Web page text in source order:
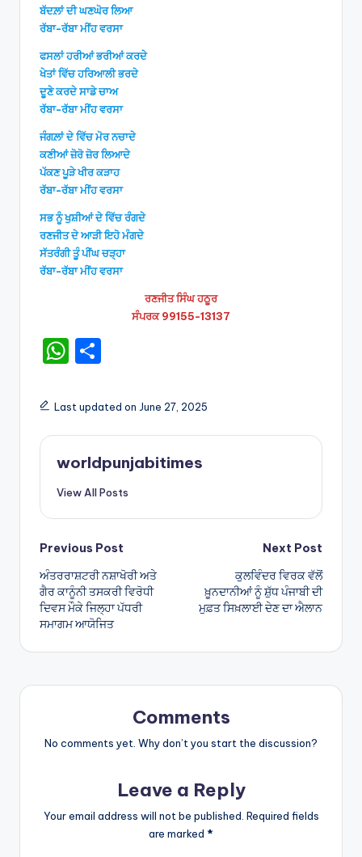
ਬੱਦਲ਼ਾਂ ਦੀ ਘਣਘੋਰ ਲਿਆ
ਰੱਬਾ-ਰੱਬਾ ਮੀਂਹ ਵਰਸਾ
ਫਸਲਾਂ ਹਰੀਆਂ ਭਰੀਆਂ ਕਰਦੇ
ਖੇਤਾਂ ਵਿੱਚ ਹਰਿਆਲੀ ਭਰਦੇ
ਦੂਣੇ ਕਰਦੇ ਸਾਡੇ ਚਾਅ
ਰੱਬਾ-ਰੱਬਾ ਮੀਂਹ ਵਰਸਾ
ਜੰਗਲ਼ਾਂ ਦੇ ਵਿੱਚ ਮੋਰ ਨਚਾਦੇ
ਕਣੀਆਂ ਜ਼ੋਰੋ ਜ਼ੋਰ ਲਿਆਦੇ
ਪੱਕਣ ਪੂੜੇ ਖੀਰ ਕੜਾਹ
ਰੱਬਾ-ਰੱਬਾ ਮੀਂਹ ਵਰਸਾ
ਸਭ ਨੂੰ ਖੁਸ਼ੀਆਂ ਦੇ ਵਿੱਚ ਰੰਗਦੇ
ਰਣਜੀਤ ਦੇ ਆੜੀ ਇਹੋ ਮੰਗਦੇ
ਸੱਤਰੰਗੀ ਤੂੰ ਪੀਂਘ ਚੜ੍ਹਾ
ਰੱਬਾ-ਰੱਬਾ ਮੀਂਹ ਵਰਸਾ
ਰਣਜੀਤ ਸਿੰਘ ਹਠੂਰ
ਸੰਪਰਕ 99155-13137
W
a
ts
A
p
ar
e
Last updated on June 27, 2025
worldpunjabitimes
View All Posts
Post
navigation
Previous Post
ਅੰਤਰਰਾਸ਼ਟਰੀ ਨਸ਼ਾਖੋਰੀ ਅਤੇ
ਗੈਰ ਕਾਨੂੰਨੀ ਤਸਕਰੀ ਵਿਰੋਧੀ
ਦਿਵਸ ਮੌਕੇ ਜਿਲ੍ਹਾ ਪੱਧਰੀ
ਸਮਾਗਮ ਆਯੋਜਿਤ
Next Post
ਕੁਲਵਿੰਦਰ ਵਿਰਕ ਵੱਲੋਂ
ਖ਼ੂਨਦਾਨੀਆਂ ਨੂੰ ਸ਼ੁੱਧ ਪੰਜਾਬੀ ਦੀ
ਮੁਫ਼ਤ ਸਿਖ਼ਲਾਈ ਦੇਣ ਦਾ ਐਲਾਨ
Comments
No comments yet. Why don’t you start the discussion?
Leave a Reply
Your email address will not be published. Required fields
are marked *